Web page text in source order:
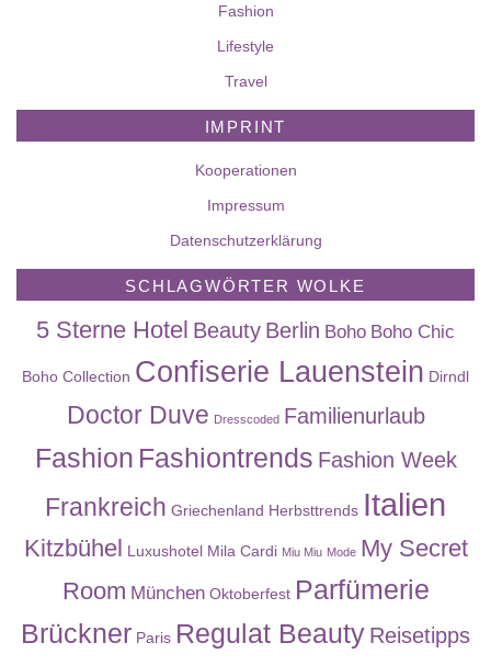
Fashion
Lifestyle
Travel
IMPRINT
Kooperationen
Impressum
Datenschutzerklärung
SCHLAGWÖRTER WOLKE
5 Sterne Hotel Beauty Berlin Boho Boho Chic
Boho Collection Confiserie Lauenstein Dirndl
Doctor Duve Dresscoded Familienurlaub
Fashion Fashiontrends Fashion Week
Frankreich Griechenland Herbsttrends Italien
Kitzbühel Luxushotel Mila Cardi Miu Miu Mode My Secret
Room München Oktoberfest Parfümerie
Brückner Paris Regulat Beauty Reisetipps